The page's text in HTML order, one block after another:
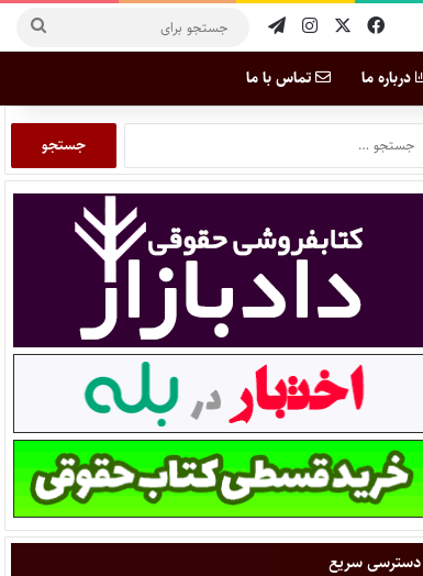
درباره ما تماس با ما
دسترسی سریع